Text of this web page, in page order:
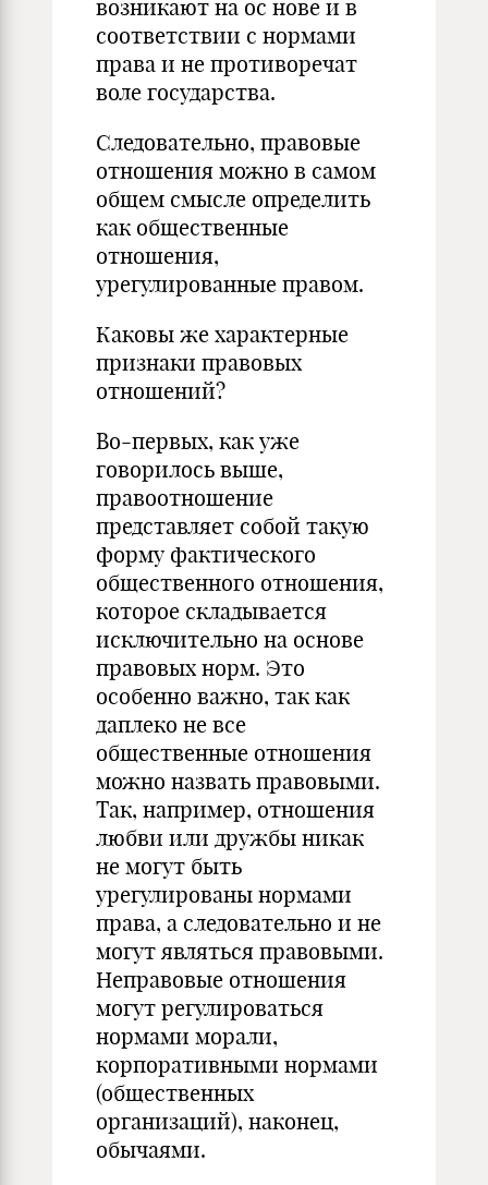
возникают на ос нове и в
соответствии с нормами
права и не противоречат
воле государства.
Следовательно, правовые
отношения можно в самом
общем смысле определить
как общественные
отношения,
урегулированные правом.
Каковы же характерные
признаки правовых
отношений?
Во-первых, как уже
говорилось выше,
правоотношение
представляет собой такую
форму фактического
общественного отношения,
которое складывается
исключительно на основе
правовых норм. Это
особенно важно, так как
даплеко не все
общественные отношения
можно назвать правовыми.
Так, например, отношения
любви или дружбы никак
не могут быть
урегулированы нормами
права, а следовательно и не
могут являться правовыми.
Неправовые отношения
могут регулироваться
нормами морали,
корпоративными нормами
(общественных
организаций), наконец,
обычаями.